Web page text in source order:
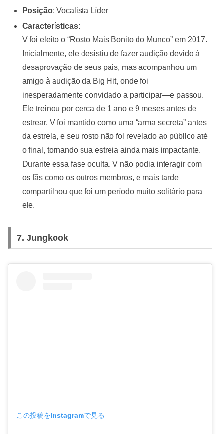
Posição: Vocalista Líder
Características:
V foi eleito o “Rosto Mais Bonito do Mundo” em 2017.
Inicialmente, ele desistiu de fazer audição devido à
desaprovação de seus pais, mas acompanhou um
amigo à audição da Big Hit, onde foi
inesperadamente convidado a participar—e passou.
Ele treinou por cerca de 1 ano e 9 meses antes de
estrear. V foi mantido como uma “arma secreta” antes
da estreia, e seu rosto não foi revelado ao público até
o final, tornando sua estreia ainda mais impactante.
Durante essa fase oculta, V não podia interagir com
os fãs como os outros membros, e mais tarde
compartilhou que foi um período muito solitário para
ele.
7. Jungkook
この投稿をInstagramで見る